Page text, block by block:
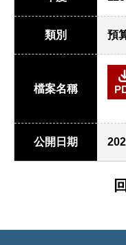
類別 預
檔案名稱
公開日期